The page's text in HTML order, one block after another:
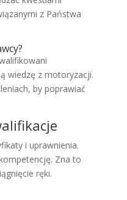
z Państwa
wiedzę z motoryzacji.
by poprawiać
i uprawnienia.
Zna to
ręki.